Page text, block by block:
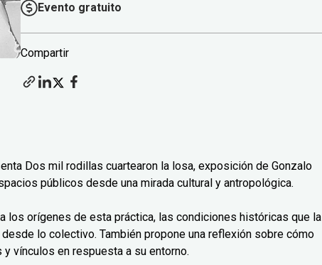
Evento gratuito
Compartir
Dos mil rodillas cuartearon la losa, exposición de Gonzalo
públicos desde una mirada cultural y antropológica.
los orígenes de esta práctica, las condiciones históricas que la
lo colectivo. También propone una reflexión sobre cómo
vínculos en respuesta a su entorno.